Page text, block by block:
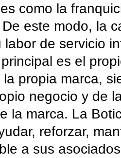
como la
este modo, la
labor de servicio
es el
propia marca,
negocio y de
la marca. La
reforzar,
a sus